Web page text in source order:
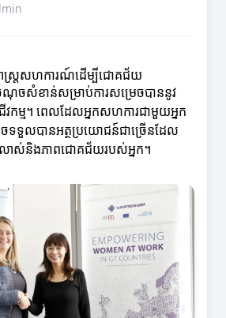
ស្រ្តសហការណ៍ដើម្បីជោគជ័យ
ចសំខាន់សម្រាប់ការសម្រេចបាននូវ
ម្ម។ ពេលដែលអ្នកសហការជាមួយអ្នក
ចទទួលបានអត្ថប្រយោជន៍ជាច្រើនដែល
ស់និងភាពជោគជ័យរបស់អ្នក។